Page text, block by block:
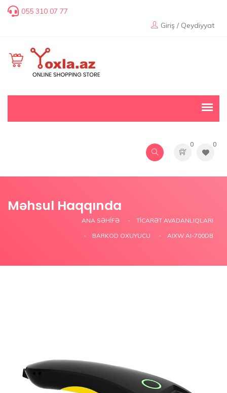
055 310 07 77
Giriş / Qeydiyyat
0 0
Məhsul Haqqında
ANA SƏHIFƏ
TICARƏT AVADANLIQLARI
BARKOD OXUYUCU
AIXW AI-700DB